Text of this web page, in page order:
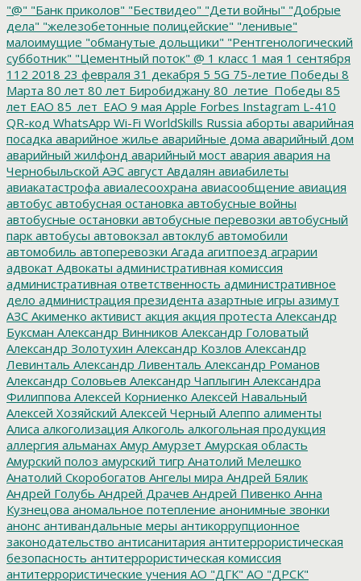
"@" "Банк приколов" "Бествидео" "Дети войны" "Добрые
дела" "железобетонные полицейские" "ленивые"
малоимущие "обманутые дольщики" "Рентгенологический
субботник" "Цементный поток" @ 1 класс 1 мая 1 сентября
112 2018 23 февраля 31 декабря 5 5G 75-летие Победы 8
Марта 80 лет 80 лет Биробиджану 80_летие_Победы 85
лет ЕАО 85_лет_ЕАО 9 мая Apple Forbes Instagram L-410
QR-код WhatsApp Wi-Fi WorldSkills Russia аборты аварийная
посадка аварийное жилье аварийные дома аварийный дом
аварийный жилфонд аварийный мост авария авария на
Чернобыльской АЭС август Авдалян авиабилеты
авиакатастрофа авиалесоохрана авиасообщение авиация
автобус автобусная остановка автобусные войны
автобусные остановки автобусные перевозки автобусный
парк автобусы автовокзал автоклуб автомобили
автомобиль автоперевозки Агада агитпоезд аграрии
адвокат Адвокаты административная комиссия
административная ответственность административное
дело администрация президента азартные игры азимут
АЗС Акименко активист акция акция протеста Александр
Буксман Александр Винников Александр Головатый
Александр Золотухин Александр Козлов Александр
Левинталь Александр Ливенталь Александр Романов
Александр Соловьев Александр Чаплыгин Александра
Филиппова Алексей Корниенко Алексей Навальный
Алексей Хозяйский Алексей Черный Алеппо алименты
Алиса алкоголизация Алкоголь алкогольная продукция
аллергия альманах Амур Амурзет Амурская область
Амурский полоз амурский тигр Анатолий Мелешко
Анатолий Скоробогатов Ангелы мира Андрей Бялик
Андрей Голубь Андрей Драчев Андрей Пивенко Анна
Кузнецова аномальное потепление анонимные звонки
анонс антивандальные меры антикоррупционное
законодательство антисанитария антитеррористическая
безопасность антитеррористическая комиссия
антитеррористические учения АО "ДГК" АО "ДРСК"